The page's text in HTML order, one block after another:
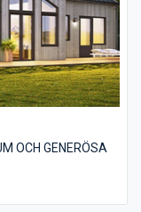
OCH GENERÖSA